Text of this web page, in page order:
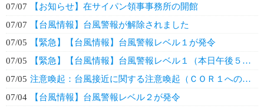
07/07
【お知らせ】在サイパン領事事務所の開館
07/07
【台風情報】台風警報が解除されました
07/05
【緊急】【台風情報】台風警報レベル１が発令
07/05
【緊急】【台風情報】台風警報レベル１（本日午後５時発令予定）
07/05 注意喚起：台風接近に関する注意喚起（ＣＯＲ１への引き上げと領事窓口の臨時閉鎖...
07/04
【台風情報】台風警報レベル２が発令